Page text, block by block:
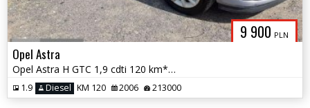
9 900 PLN
Opel Astra
Opel Astra H GTC 1,9 cdti 120 km*Możliwa Zamiana*
1.9 Diesel KM 120 2006 213000